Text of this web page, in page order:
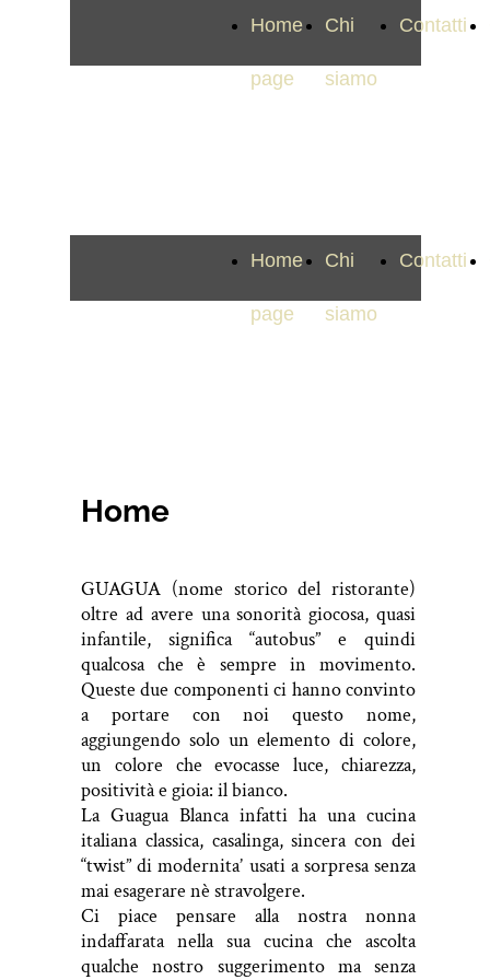
Home
page
Chi
siamo
Contatti
Home
page
Chi
siamo
Contatti
Home
GUAGUA (nome storico del ristorante)
oltre ad avere una sonorità giocosa, quasi
infantile, significa “autobus” e quindi
qualcosa che è sempre in movimento.
Queste due componenti ci hanno convinto
a portare con noi questo nome,
aggiungendo solo un elemento di colore,
un colore che evocasse luce, chiarezza,
positività e gioia: il bianco.
La Guagua Blanca infatti ha una cucina
italiana classica, casalinga, sincera con dei
“twist” di modernita’ usati a sorpresa senza
mai esagerare nè stravolgere.
Ci piace pensare alla nostra nonna
indaffarata nella sua cucina che ascolta
qualche nostro suggerimento ma senza